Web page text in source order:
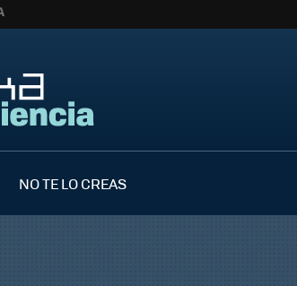
NO TE LO CREAS